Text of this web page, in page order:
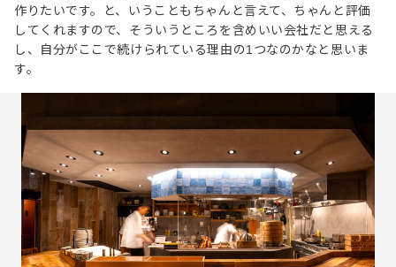
作りたいです。と、いうこともちゃんと言えて、ちゃんと評価
してくれますので、そういうところを含めいい会社だと思える
し、自分がここで続けられている理由の1つなのかなと思いま
す。